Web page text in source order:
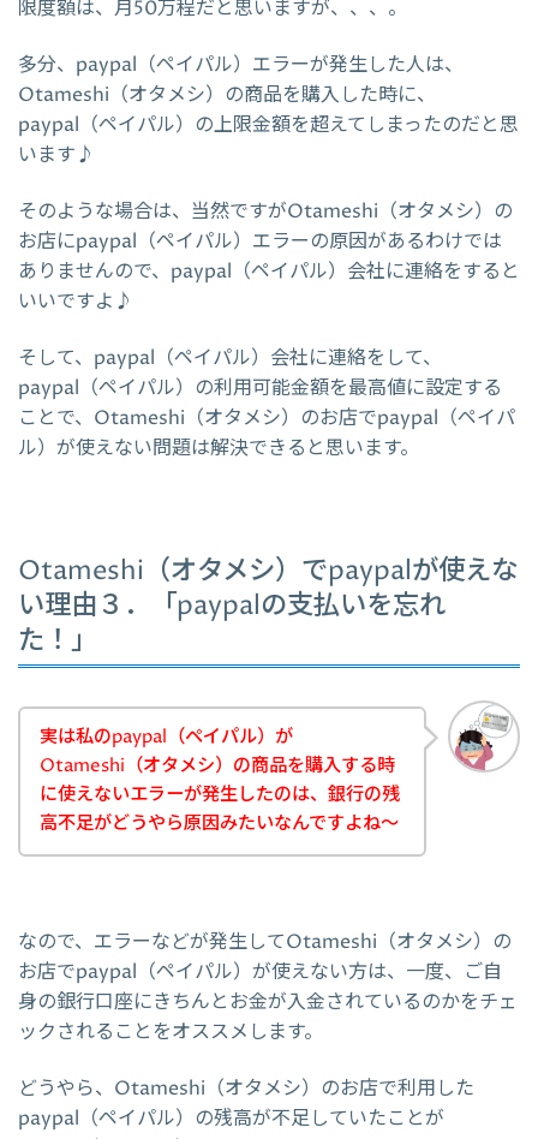
限度額は、月50万程だと思いますが、、、。
多分、paypal（ペイパル）エラーが発生した人は、
Otameshi（オタメシ）の商品を購入した時に、
paypal（ペイパル）の上限金額を超えてしまったのだと思
います♪
そのような場合は、当然ですがOtameshi（オタメシ）の
お店にpaypal（ペイパル）エラーの原因があるわけでは
ありませんので、paypal（ペイパル）会社に連絡をすると
いいですよ♪
そして、paypal（ペイパル）会社に連絡をして、
paypal（ペイパル）の利用可能金額を最高値に設定する
ことで、Otameshi（オタメシ）のお店でpaypal（ペイパ
ル）が使えない問題は解決できると思います。
Otameshi（オタメシ）でpaypalが使えな
い理由３．「paypalの支払いを忘れ
た！」
実は私のpaypal（ペイパル）が
Otameshi（オタメシ）の商品を購入する時
に使えないエラーが発生したのは、銀行の残
高不足がどうやら原因みたいなんですよね～
なので、エラーなどが発生してOtameshi（オタメシ）の
お店でpaypal（ペイパル）が使えない方は、一度、ご自
身の銀行口座にきちんとお金が入金されているのかをチェ
ックされることをオススメします。
どうやら、Otameshi（オタメシ）のお店で利用した
paypal（ペイパル）の残高が不足していたことが